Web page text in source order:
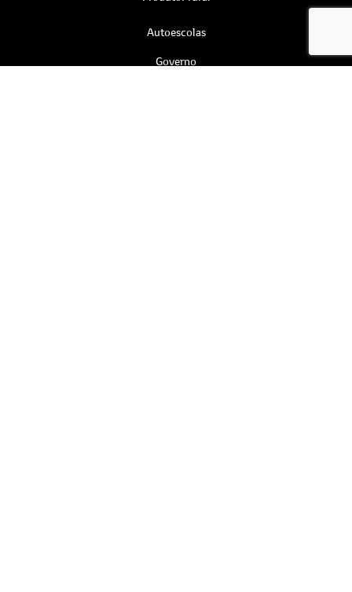
Autoescolas
Governo